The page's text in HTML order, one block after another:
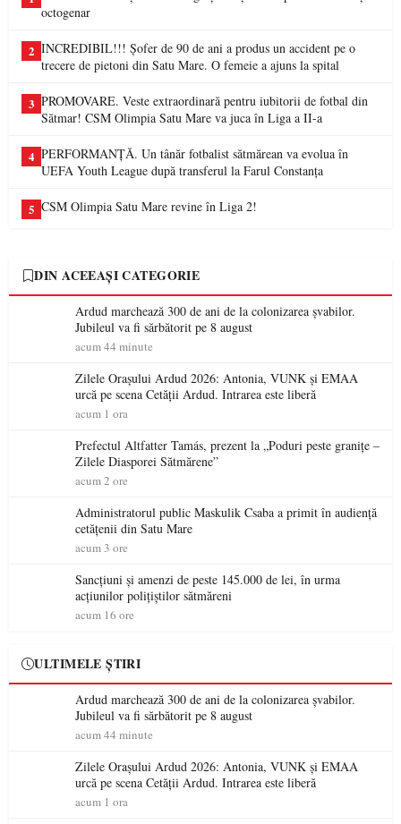
octogenar
2 INCREDIBIL!!! Șofer de 90 de ani a produs un accident pe o
trecere de pietoni din Satu Mare. O femeie a ajuns la spital
3 PROMOVARE. Veste extraordinară pentru iubitorii de fotbal din
Sătmar! CSM Olimpia Satu Mare va juca în Liga a II-a
4 PERFORMANȚĂ. Un tânăr fotbalist sătmărean va evolua în
UEFA Youth League după transferul la Farul Constanța
5 CSM Olimpia Satu Mare revine în Liga 2!
DIN ACEEAȘI CATEGORIE
Ardud marchează 300 de ani de la colonizarea șvabilor.
Jubileul va fi sărbătorit pe 8 august
acum 44 minute
Zilele Orașului Ardud 2026: Antonia, VUNK și EMAA
urcă pe scena Cetății Ardud. Intrarea este liberă
acum 1 ora
Prefectul Altfatter Tamás, prezent la „Poduri peste granițe –
Zilele Diasporei Sătmărene”
acum 2 ore
Administratorul public Maskulik Csaba a primit în audiență
cetățenii din Satu Mare
acum 3 ore
Sancțiuni și amenzi de peste 145.000 de lei, în urma
acțiunilor polițiștilor sătmăreni
acum 16 ore
ULTIMELE ȘTIRI
Ardud marchează 300 de ani de la colonizarea șvabilor.
Jubileul va fi sărbătorit pe 8 august
acum 44 minute
Zilele Orașului Ardud 2026: Antonia, VUNK și EMAA
urcă pe scena Cetății Ardud. Intrarea este liberă
acum 1 ora